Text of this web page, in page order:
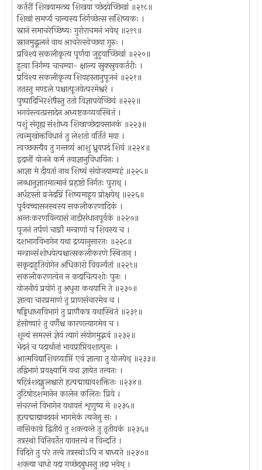
कर्तरीं शिखयामन्त्र्य शिखया च्छेदयेच्छिखां ॥२१८॥
शिखां समर्प्य चान्यस्य निर्गच्छेत्स सशिष्यकः ।
स्नानं समाचरेच्छिष्यः गुरोराचमनं भवेथ् ॥२१९॥
स्नानमुद्धूलनं वाथ आचरेत्स्वेच्छया गुरुः ।
प्रविश्य सकलीकृत्य पूर्णया जुहुयाच्छिखां ॥२२०॥
हुत्वा निर्गम्य चाचम्या- क्षाल्य स्रुक्स्रुवकर्तरीः ।
प्रविश्य सकलीकृत्य शिवहस्तानुपूजनं ॥२२१॥
ततस्तु मण्डले पश्चात्पूजयेत्परमेश्वरं ।
पुष्पादिभिरशेषैस्तु ततो विज्ञापयेच्छिवं ॥२२२॥
भगवंस्त्वत्प्रसादेन अध्वष्टकव्यवस्थितं ।
पशुं संगृह्य संशोध्य शिखाच्छेदावसानकं ॥२२३॥
त्वन्मुखोक्तविधानं तु लेशतो वर्तितं मया ।
त्वच्छक्त्यैव तु गन्तव्यं आशु ध्रुवपदं शिवं ॥२२४॥
इदानीं योजने कर्म तवाज्ञानुविधायिनः ।
आज्ञा मे दीयतां नाथ शिष्यं संयोजयाम्यहं ॥२२५॥
लब्धानुज्ञातमात्मानं प्रहृष्टो निर्गतः पुराथ् ।
अर्धहस्तो व्रजेदग्निं शिष्यमाहूय प्रोक्षयेथ् ॥२२६॥
पूर्ववच्चासनस्थस्य सकलीकरणादिकं ।
अन्तःकरणविन्यासं नाडीसंधानपूर्वकं ॥२२७॥
पूजनं तर्पणं चाग्नौ मन्त्राणां च शिवस्य च ।
दशभागविभागेन यथा द्रव्यानुसारतः ॥२२८॥
मन्त्रान्संशोधयेत्पश्चात्सकलीकरणे स्थितान् ।
सकृदाहुतियोगेन अधिकारो विवर्ज्यतां ॥२२९॥
सकलीकरणत्वेन न कदाचित्पशोः पुनः ।
योजनीयं प्रयोगं तु अधुना कथयामि ते ॥२३०॥
ज्ञात्वा चारप्रमाणं तु प्राणसंचारमेव च ।
षड्विधाध्वविभागं तु प्राणैकत्र यथास्थितं ॥२३१॥
हंसोच्चारं तु वर्णैश्च कारणत्यागमेव च ।
शून्यं समरसं ज्ञेयं त्यागं संयोगमुद्भवं ॥२३२॥
भेदनं च पदार्थानां भावप्राप्तिवशात्पुनः ।
आत्मविद्याशिवव्याप्तिं एवं ज्ञात्वा तु योजयेथ् ॥२३३॥
तद्विभागं प्रवक्ष्यामि यथा ज्ञायेत तत्त्वतः ।
षट्त्रिंशदङ्गुलश्चारो हृत्पद्माद्यावशक्तितः ॥२३४॥
तुटिषोडशमानेन कालेन कलितः प्रिये ।
संचरन्तं विभागेन यथावत्तं शृणुष्व मे ॥२३५॥
हृत्पद्माद्यावदयनं भागमेकं त्यजेत्तु सः ।
नासिकाग्रे द्वितीयं तु शक्त्यन्ते तु तृतीयकं ॥२३६॥
तत्रस्थो विनिवर्तेत यावत्तत्त्वं न विन्दति ।
विदिते तु परे तत्त्वे तत्रस्थोऽपि न बाध्यते ॥२३७॥
शक्त्या चाधो यदा गच्छेदबुधस्तु तदा भवेथ् ।